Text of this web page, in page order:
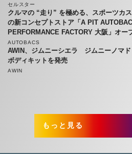
セルスター
クルマの “走り” を極める、スポーツカ
の新コンセプトストア「A PIT
PERFORMANCE FACTORY 大阪」オー
AUTOBACS
AWIN、ジムニーシエラ ジムニーノマ
ボディキットを発売
AWIN
もっと見る